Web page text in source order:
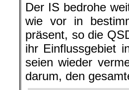
Der IS bedrohe
wie vor in
präsent, so die
ihr Einflussgebiet
seien wieder
darum, den